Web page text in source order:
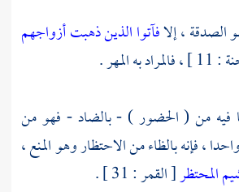
الصدقة ، إلافآتوا الذين ذهبت أزواجهم
المهر .
من ( الحضور ) - بالضاد - فهو من
، فإنه بالظاء من الاحتظار وهو المنع ،
المحتظر[ القمر : 31 ] .